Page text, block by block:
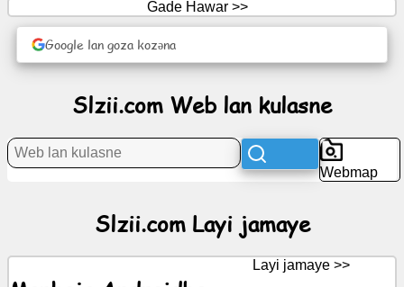
Hawar
Gade Hawar >>
Google lan goza kozəna
Slzii.com Web lan kulasne
Webmap
Slzii.com Layi jamaye
Layi jamaye >>